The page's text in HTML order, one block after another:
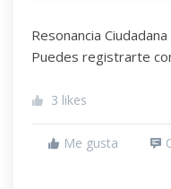
Resonancia
Puedes registrarte
3 likes
Me gusta